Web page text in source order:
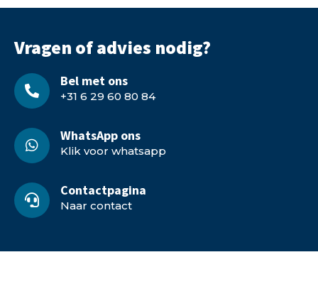
Vragen of advies nodig?
Bel met ons
+31 6 29 60 80 84
WhatsApp ons
Klik voor whatsapp
Contactpagina
Naar contact